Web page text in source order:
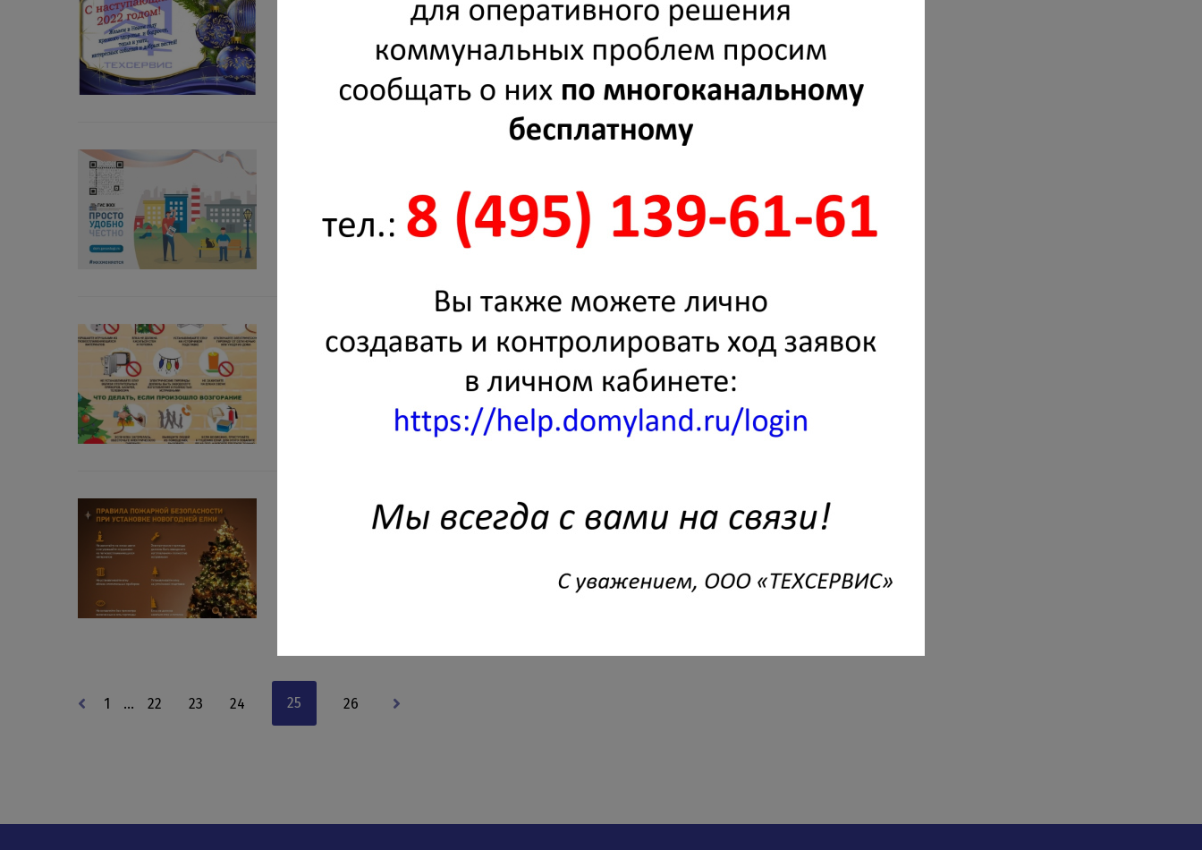
C наступающим 2022 годом
Желаем в Новом году крепкого здоровья и бодрости, тепла и уюта, интересных событий и добрых
Просто. Удобно. Честно. ГИС ЖКХ
ГИС ЖКХ — это современная и удобная платформа, задача которой — сделать сферу жилищно-
коммунального хозяйства для граждан более понятной и прозрачной, обеспечить простой доступ к
Чтобы елка только радость приносила
Для того, чтобы новогодняя ёлка не представляла собой опасности, необходимо установить её на
устойчивом основании и так, чтобы ветви не касались стен и потолка, а также находились на
безопасном расстоянии от электроприборов и печей.
Чтобы праздник прошел без происшествий, специалисты рекомендуют ответственно подойти к
1 … 22 23 24 25 26